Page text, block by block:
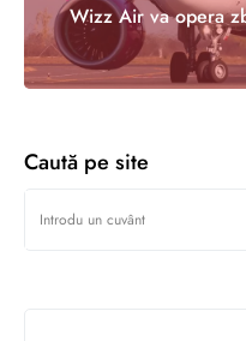
Wizz Air va opera
Caută pe site